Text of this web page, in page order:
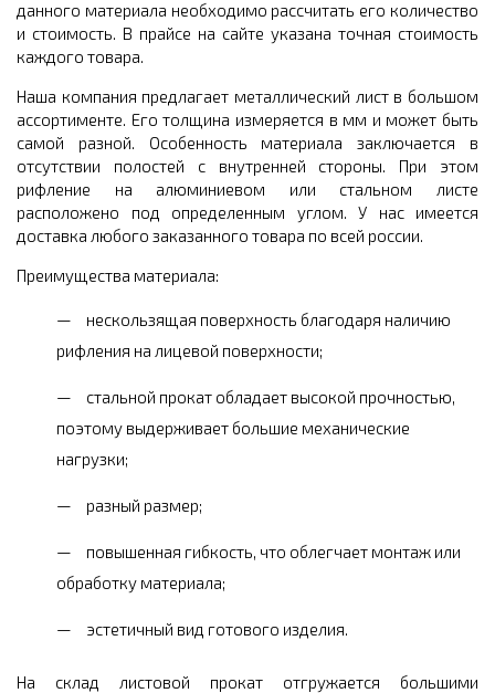
данного материала необходимо рассчитать его количество
и стоимость. В прайсе на сайте указана точная стоимость
каждого товара.
Наша компания предлагает металлический лист в большом
ассортименте. Его толщина измеряется в мм и может быть
самой разной. Особенность материала заключается в
отсутствии полостей с внутренней стороны. При этом
рифление на алюминиевом или стальном листе
расположено под определенным углом. У нас имеется
доставка любого заказанного товара по всей россии.
Преимущества материала:
нескользящая поверхность благодаря наличию
рифления на лицевой поверхности;
стальной прокат обладает высокой прочностью,
поэтому выдерживает большие механические
нагрузки;
разный размер;
повышенная гибкость, что облегчает монтаж или
обработку материала;
эстетичный вид готового изделия.
На склад листовой прокат отгружается большими